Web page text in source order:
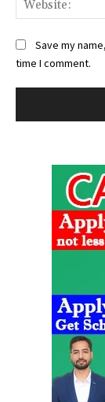
Save my
time I comment.